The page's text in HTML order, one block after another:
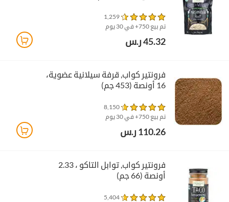
1,259
تم بيع 750+ في 30 يوم
45.32 ر.س
فرونتير كواب‏, قرفة سيلانية عضوية،
16 أونصة (453 جم)
8,150
تم بيع 750+ في 30 يوم
110.26 ر.س
فرونتير كواب‏, توابل التاكو ، 2.33
أونصة (66 جم)
5,404